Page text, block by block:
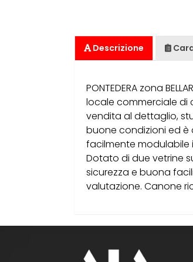
Descrizione
PONTEDERA zona
locale commerciale di
vendita al dettaglio,
buone condizioni ed
facilmente modulabile
Dotato di due vetrine
sicurezza e buona
valutazione. Canone